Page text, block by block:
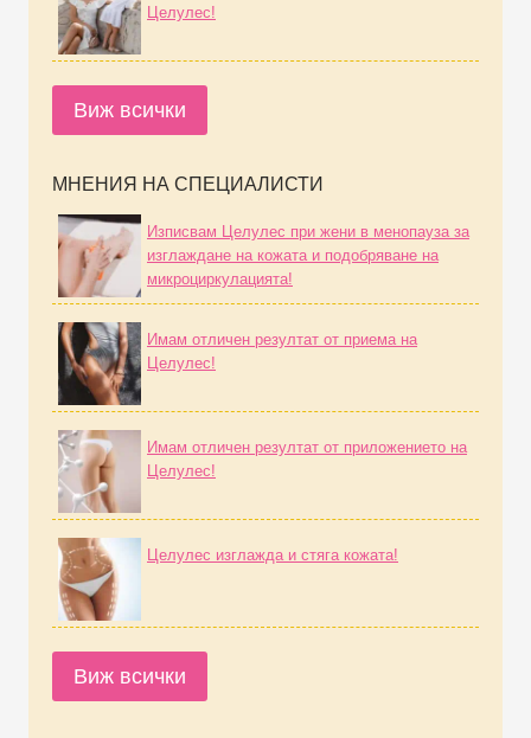
Целулес!
Виж всички
МНЕНИЯ НА СПЕЦИАЛИСТИ
Изписвам Целулес при жени в менопауза за
изглаждане на кожата и подобряване на
микроциркулацията!
Имам отличен резултат от приема на
Целулес!
Имам отличен резултат от приложението на
Целулес!
Целулес изглажда и стяга кожата!
Виж всички